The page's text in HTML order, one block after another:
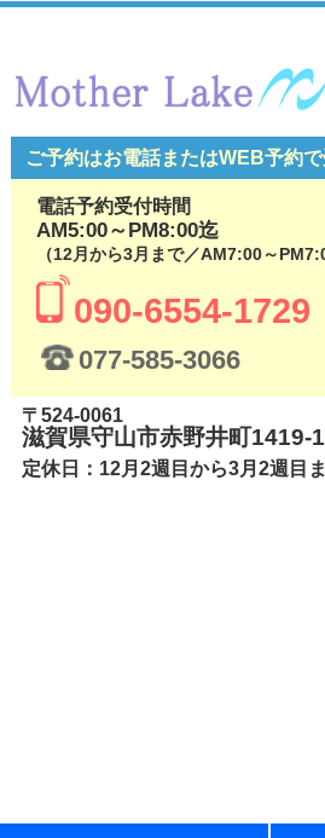
ご予約はお電話またはWEB予約で
電話予約受付時間
AM5:00～PM8:00迄
（12月から3月まで／AM7:00～
090-6554-1729
077-585-3066
〒524-0061
滋賀県守山市赤野井町1419-
定休日：12月2週目から3月2週目